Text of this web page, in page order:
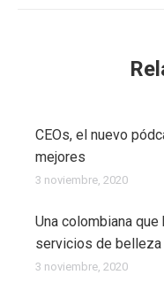
CEOs, el nuevo
mejores
3 noviembre, 2020
Una colombiana que
servicios de belleza
3 noviembre, 2020